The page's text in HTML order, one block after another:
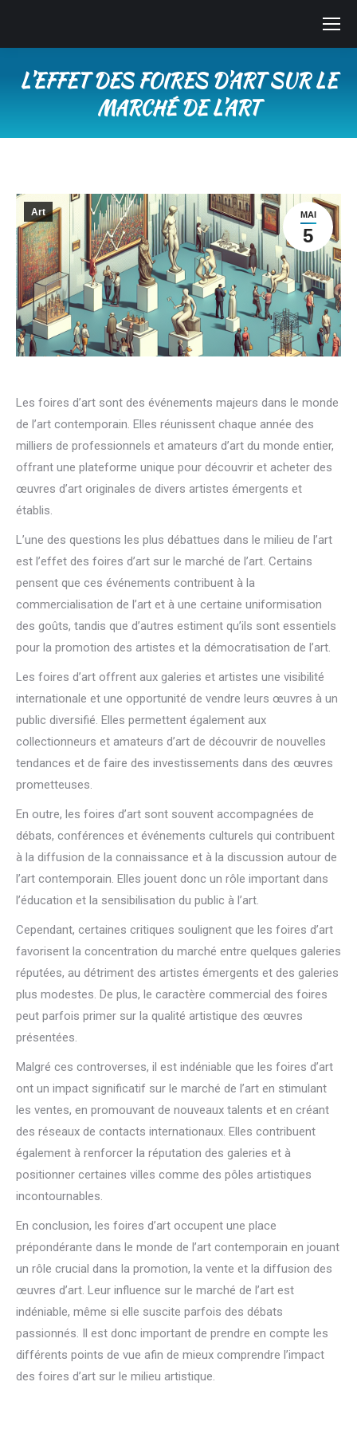
L’EFFET DES FOIRES D’ART SUR LE
MARCHÉ DE L’ART
MAI
5
Art
Les foires d’art sont des événements majeurs dans le monde
de l’art contemporain. Elles réunissent chaque année des
milliers de professionnels et amateurs d’art du monde entier,
offrant une plateforme unique pour découvrir et acheter des
œuvres d’art originales de divers artistes émergents et
établis.
L’une des questions les plus débattues dans le milieu de l’art
est l’effet des foires d’art sur le marché de l’art. Certains
pensent que ces événements contribuent à la
commercialisation de l’art et à une certaine uniformisation
des goûts, tandis que d’autres estiment qu’ils sont essentiels
pour la promotion des artistes et la démocratisation de l’art.
Les foires d’art offrent aux galeries et artistes une visibilité
internationale et une opportunité de vendre leurs œuvres à un
public diversifié. Elles permettent également aux
collectionneurs et amateurs d’art de découvrir de nouvelles
tendances et de faire des investissements dans des œuvres
prometteuses.
En outre, les foires d’art sont souvent accompagnées de
débats, conférences et événements culturels qui contribuent
à la diffusion de la connaissance et à la discussion autour de
l’art contemporain. Elles jouent donc un rôle important dans
l’éducation et la sensibilisation du public à l’art.
Cependant, certaines critiques soulignent que les foires d’art
favorisent la concentration du marché entre quelques galeries
réputées, au détriment des artistes émergents et des galeries
plus modestes. De plus, le caractère commercial des foires
peut parfois primer sur la qualité artistique des œuvres
présentées.
Malgré ces controverses, il est indéniable que les foires d’art
ont un impact significatif sur le marché de l’art en stimulant
les ventes, en promouvant de nouveaux talents et en créant
des réseaux de contacts internationaux. Elles contribuent
également à renforcer la réputation des galeries et à
positionner certaines villes comme des pôles artistiques
incontournables.
En conclusion, les foires d’art occupent une place
prépondérante dans le monde de l’art contemporain en jouant
un rôle crucial dans la promotion, la vente et la diffusion des
œuvres d’art. Leur influence sur le marché de l’art est
indéniable, même si elle suscite parfois des débats
passionnés. Il est donc important de prendre en compte les
différents points de vue afin de mieux comprendre l’impact
des foires d’art sur le milieu artistique.